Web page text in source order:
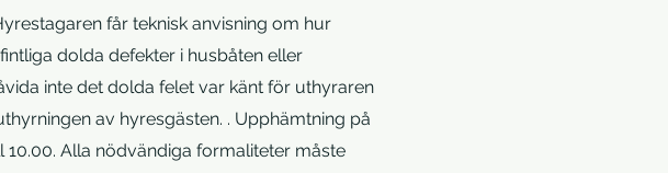
får teknisk anvisning om hur
dolda defekter i husbåten eller
inte det dolda felet var känt för uthyraren
av hyresgästen. . Upphämtning på
Alla nödvändiga formaliteter måste